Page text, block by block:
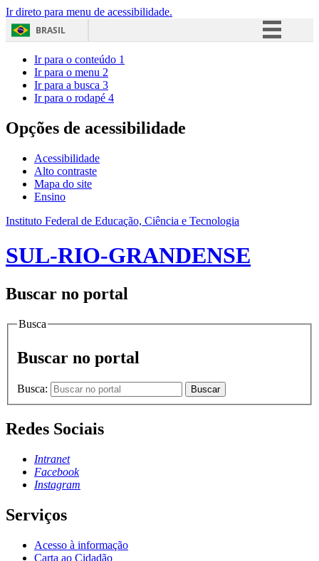
Ir direto para menu de acessibilidade.
BRASIL
Acesso à informação
Ir para o conteúdo 1
Ir para o menu 2
Ir para a busca 3
Ir para o rodapé 4
Opções de acessibilidade
Acessibilidade
Alto contraste
Mapa do site
Ensino
Instituto Federal de Educação, Ciência e Tecnologia
SUL-RIO-GRANDENSE
Buscar no portal
Busca
Buscar no portal
Busca: Buscar
Redes Sociais
Intranet
Facebook
Instagram
Serviços
Acesso à informação
Carta ao Cidadão